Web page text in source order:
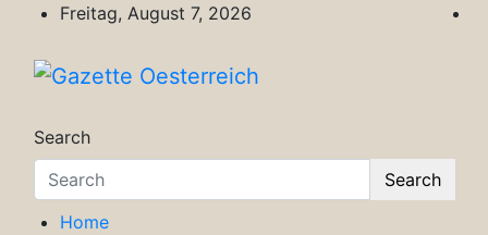
content
Freitag, August 7, 2026
Search
Search
Home